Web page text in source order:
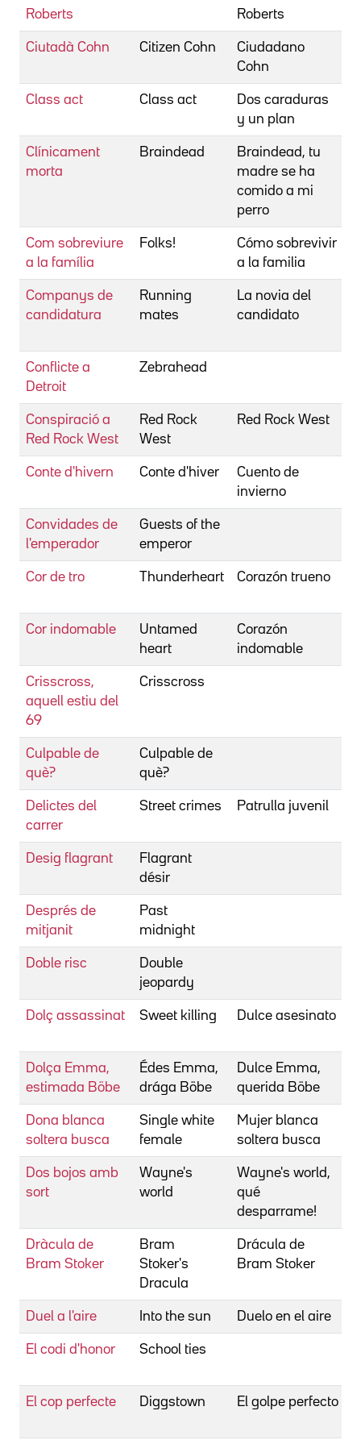
Roberts
Roberts
Ciutadà Cohn Citizen Cohn
Ciudadano
Cohn
Class act Class act
Dos caraduras
y un plan
Clínicament
morta
Braindead
Braindead, tu
madre se ha
comido a mi
perro
Com sobreviure
a la família
Folks!
Cómo sobrevivir
a la familia
Companys de
candidatura
Running
mates
La novia del
candidato
Conflicte a
Detroit
Zebrahead
Conspiració a
Red Rock West
Red Rock
West
Red Rock West
Conte d'hivern Conte d'hiver
Cuento de
invierno
Convidades de
l'emperador
Guests of the
emperor
Cor de tro Thunderheart Corazón trueno
Cor indomable
Untamed
heart
Corazón
indomable
Crisscross,
aquell estiu del
69
Crisscross
Culpable de
què?
Culpable de
què?
Delictes del
carrer
Street crimes Patrulla juvenil
Desig flagrant
Flagrant
désir
Després de
mitjanit
Past
midnight
Doble risc
Double
jeopardy
Dolç assassinat Sweet killing Dulce asesinato
Dolça Emma,
estimada Böbe
Édes Emma,
drága Böbe
Dulce Emma,
querida Böbe
Dona blanca
soltera busca
Single white
female
Mujer blanca
soltera busca
Dos bojos amb
sort
Wayne's
world
Wayne's world,
qué
desparrame!
Dràcula de
Bram Stoker
Bram
Stoker's
Dracula
Drácula de
Bram Stoker
Duel a l'aire Into the sun Duelo en el aire
El codi d'honor School ties
El cop perfecte Diggstown El golpe perfecto